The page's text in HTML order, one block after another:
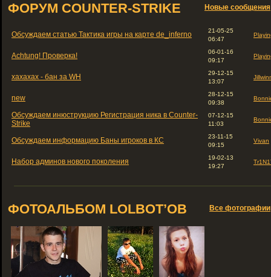
Новые сообщения
ФОРУМ COUNTER-STRIKE
Обсуждаем статью Тактика игры на карте de_inferno
21-05-25
06:47
Achtung! Проверка!
06-01-16
09:17
хахахах - бан за WH
29-12-15
13:07
new
28-12-15
09:38
Обсуждаем инюструкцию Регистрация ника в Counter-
Strike
07-12-15
11:03
Обсуждаем информацию Баны игроков в КС
23-11-15
09:15
Vivan
Набор админов нового поколения
19-02-13
19:27
Все фотографии
ФОТОАЛЬБОМ LOLBOT’ОВ